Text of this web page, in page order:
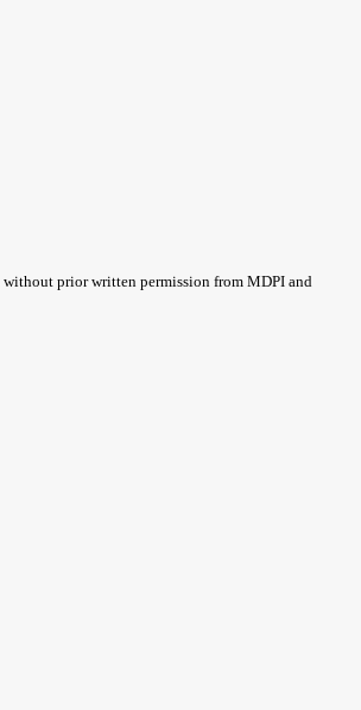
prior written permission from MDPI and